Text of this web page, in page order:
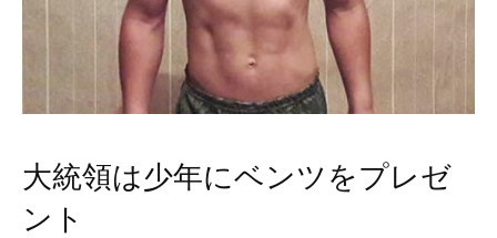
大統領は少年にベンツをプレゼ
ント